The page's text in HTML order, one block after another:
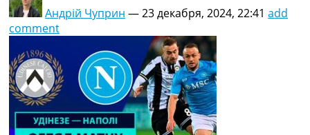
Андрій Чуприн —23 декабря, 2024, 22:41 add
comment